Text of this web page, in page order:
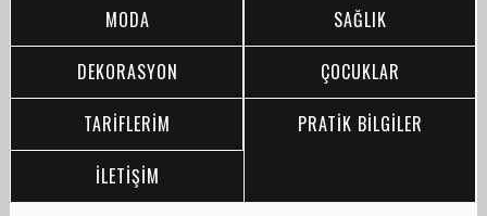
MODA
SAĞLIK
DEKORASYON
ÇOCUKLAR
TARİFLERİM
PRATİK BİLGİLER
İLETİŞİM